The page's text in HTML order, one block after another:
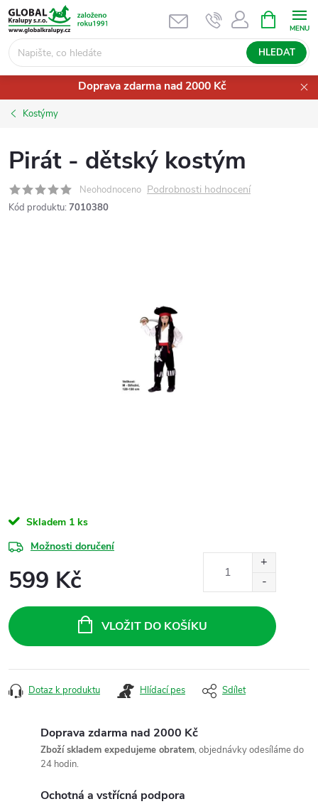
Přejít
na
obsah
HLEDAT
NÁKUPNÍ
KOŠÍK
Doprava zdarma nad 2000 Kč
Kostýmy
Pirát - dětský kostým
Neohodnoceno Podrobnosti hodnocení
Kód produktu: 7010380
Skladem 1 ks
Možnosti doručení
599 Kč
cena:
VLOŽIT DO KOŠÍKU
Dotaz k produktu Hlídací pes Sdílet
Doprava zdarma nad 2000 Kč
Zboží skladem expedujeme obratem, objednávky odesíláme do
24 hodin.
Ochotná a vstřícná podpora